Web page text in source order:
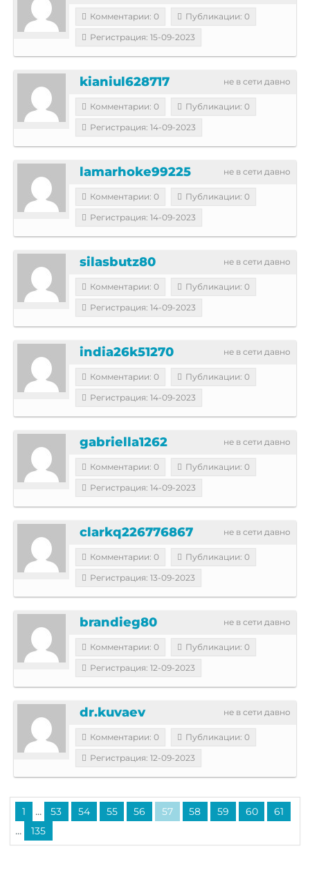
Комментарии: 0
Публикации: 0
Регистрация: 15-09-2023
не в сети давно
kianiul628717
Комментарии: 0
Публикации: 0
Регистрация: 14-09-2023
не в сети давно
lamarhoke99225
Комментарии: 0
Публикации: 0
Регистрация: 14-09-2023
не в сети давно
silasbutz80
Комментарии: 0
Публикации: 0
Регистрация: 14-09-2023
не в сети давно
india26k51270
Комментарии: 0
Публикации: 0
Регистрация: 14-09-2023
не в сети давно
gabriella1262
Комментарии: 0
Публикации: 0
Регистрация: 14-09-2023
не в сети давно
clarkq226776867
Комментарии: 0
Публикации: 0
Регистрация: 13-09-2023
не в сети давно
brandieg80
Комментарии: 0
Публикации: 0
Регистрация: 12-09-2023
не в сети давно
dr.kuvaev
Комментарии: 0
Публикации: 0
Регистрация: 12-09-2023
1 ... 53 54 55 56 57 58 59 60 61
... 135